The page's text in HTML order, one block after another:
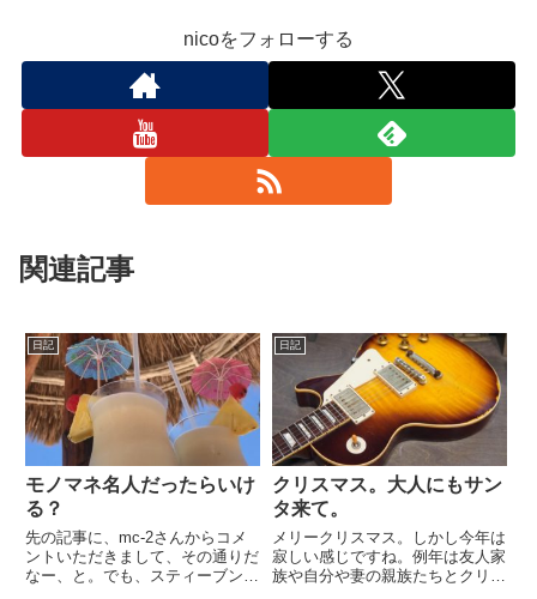
nicoをフォローする
関連記事
日記
モノマネ名人だったらいけ
る？
先の記事に、mc-2さんからコメ
ントいただきまして、その通りだ
なー、と。でも、スティーブン・
日記
クリスマス。大人にもサン
タ来て。
メリークリスマス。しかし今年は
寂しい感じですね。例年は友人家
族や自分や妻の親族たちとクリス